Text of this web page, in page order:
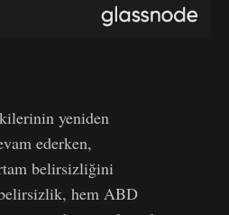
yeniden
ederken,
belirsizliğini
hem ABD